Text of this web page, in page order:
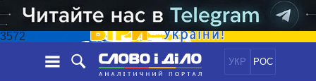
3572
УКР РОС